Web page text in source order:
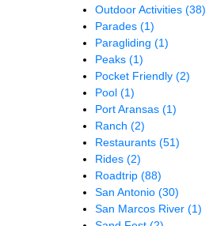
Outdoor Activities (38)
Parades (1)
Paragliding (1)
Peaks (1)
Pocket Friendly (2)
Pool (1)
Port Aransas (1)
Ranch (2)
Restaurants (51)
Rides (2)
Roadtrip (88)
San Antonio (30)
San Marcos River (1)